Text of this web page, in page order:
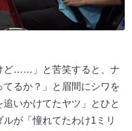
ど……」と苦笑すると、ナ
るか？」と眉間にシワを
いかけてたヤツ」とひと
が「憧れてたわけ1ミリ